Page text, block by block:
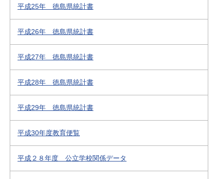
平成25年 徳島県統計書
平成26年 徳島県統計書
平成27年 徳島県統計書
平成28年 徳島県統計書
平成29年 徳島県統計書
平成30年度教育便覧
平成２８年度 公立学校関係データ